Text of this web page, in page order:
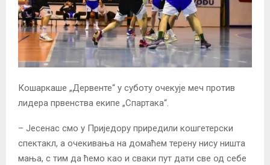
Кошаркаше „Дервенте“ у суботу очекује меч против
лидера првенства екипе „Спартака“.
– Јесенас смо у Приједору приредили кошгетерски
спектакл, а очекивања на домаћем терену нису ништа
мања, с тим да ћемо као и сваки пут дати све од себе